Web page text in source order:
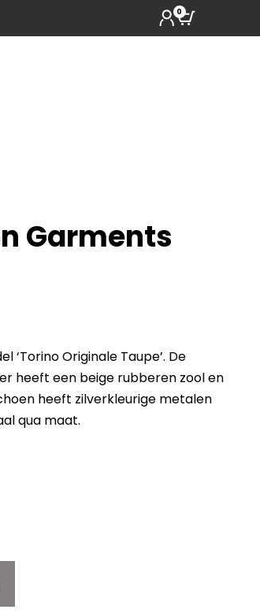
0
Garments
‘Torino Originale Taupe’. De
heeft een beige rubberen zool en
heeft zilverkleurige metalen
qua maat.